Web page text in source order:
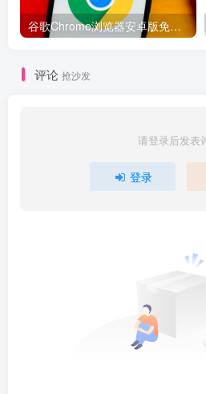
谷歌Chrome浏览器安卓版免费下载
评论 抢沙发
请登录后发表
登录